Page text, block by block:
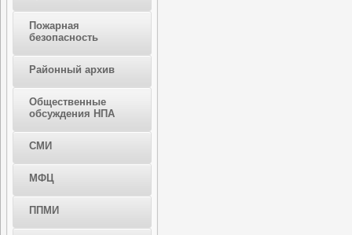
Пожарная
безопасность
Районный архив
Общественные
обсуждения НПА
СМИ
МФЦ
ППМИ